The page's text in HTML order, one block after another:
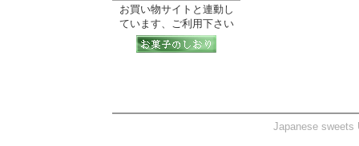
お買い物サイトと連動し
ています、ご利用下さい
Japanese sweets